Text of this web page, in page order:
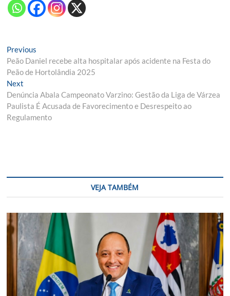
Navegação
de
Post
Previous
post:
Peão Daniel recebe alta hospitalar após acidente na Festa do
Peão de Hortolândia 2025
Next
post:
Denúncia Abala Campeonato Varzino: Gestão da Liga de Várzea
Paulista É Acusada de Favorecimento e Desrespeito ao
Regulamento
VEJA TAMBÉM